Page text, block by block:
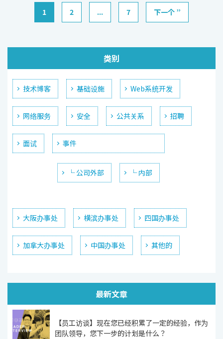
1 2 ... 7 下一个 ”
类别
技术博客 基础设施 Web系统开发
网络服务 安全 公共关系 招聘
面试 事件
└ 公司外部 └ 内部
大阪办事处 横滨办事处 四国办事处
加拿大办事处 中国办事处 其他的
最新文章
【员工访谈】现在您已经积累了一定的经验，作为
团队领导，您下一步的计划是什么？